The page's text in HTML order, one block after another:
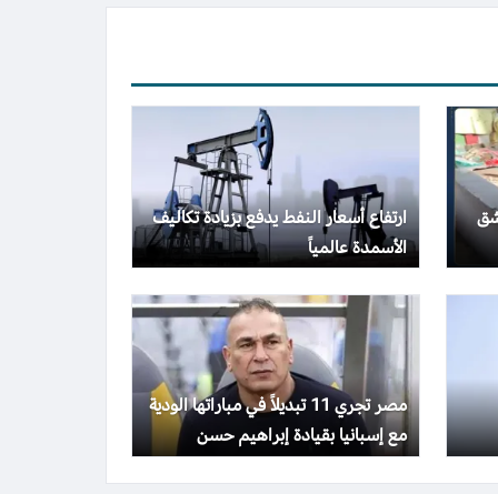
ارتفاع أسعار النفط يدفع بزيادة تكاليف
الأسمدة عالمياً
مصر تجري 11 تبديلاً في مباراتها الودية
مع إسبانيا بقيادة إبراهيم حسن